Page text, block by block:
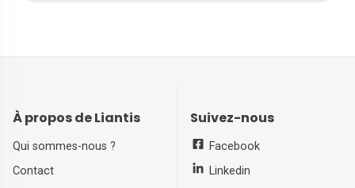
À propos de Liantis
Qui sommes-nous ?
Contact
Suivez-nous
Facebook
Linkedin